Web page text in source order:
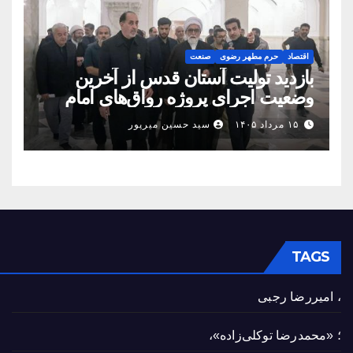
اقتصاد حرم مطهر رضوی صنعت
بازدید تولیت آستان قدس از آخرین
وضعیت اجرای پروژه رواق‌های امام
حسین(ع) و امیرالمؤمنین(ع)
۱۵ مرداد ۱۴۰۵ سید حسین میرپور
TAGS
، امیررضا رجبی
؛ «محمدرضا توکلی‌زاده»،